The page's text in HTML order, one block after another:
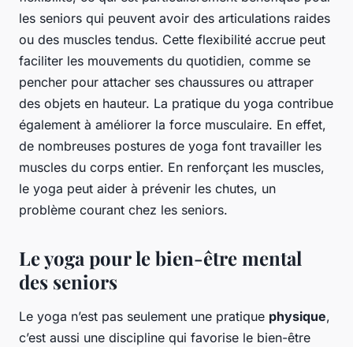
les seniors qui peuvent avoir des articulations raides
ou des muscles tendus. Cette flexibilité accrue peut
faciliter les mouvements du quotidien, comme se
pencher pour attacher ses chaussures ou attraper
des objets en hauteur. La pratique du yoga contribue
également à améliorer la force musculaire. En effet,
de nombreuses postures de yoga font travailler les
muscles du corps entier. En renforçant les muscles,
le yoga peut aider à prévenir les chutes, un
problème courant chez les seniors.
Le yoga pour le bien-être mental
des seniors
Le yoga n’est pas seulement une pratique physique,
c’est aussi une discipline qui favorise le bien-être